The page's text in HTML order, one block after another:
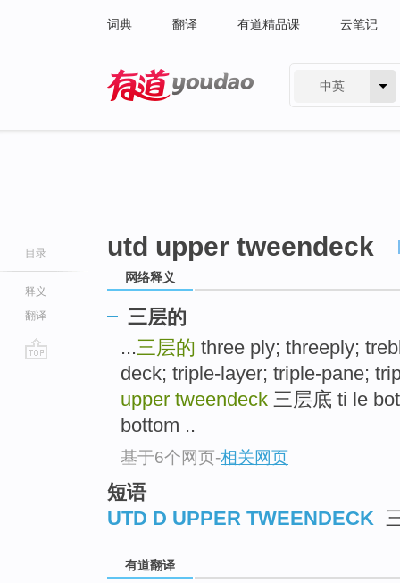
词典 翻译 有道精品课 云笔记
中英
目录
释义
翻译
utd upper tweendeck
网络释义
三层的
...三层的 three ply; threeply;
deck; triple-layer; triple-pane;
upper tweendeck 三层底 ti le
bottom ..
基于6个网页-相关网页
短语
UTD D UPPER TWEENDECK
有道翻译